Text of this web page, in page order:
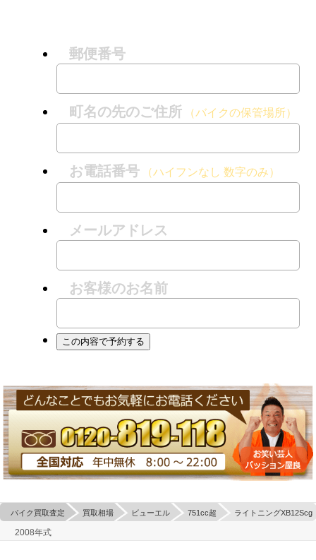
郵便番号
町名の先のご住所 （バイクの保管場所）
お電話番号 （ハイフンなし 数字のみ）
メールアドレス
お客様のお名前
バイク買取査定 買取相場 ビューエル 751cc超 ライトニングXB12Scg
2008年式